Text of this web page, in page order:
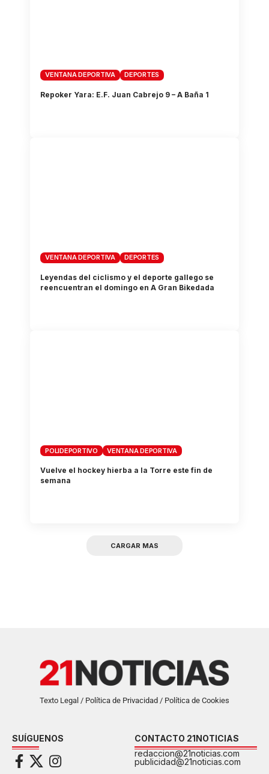
VENTANA DEPORTIVA DEPORTES
Repoker Yara: E.F. Juan Cabrejo 9 – A Baña 1
VENTANA DEPORTIVA DEPORTES
Leyendas del ciclismo y el deporte gallego se
reencuentran el domingo en A Gran Bikedada
POLIDEPORTIVO VENTANA DEPORTIVA
Vuelve el hockey hierba a la Torre este fin de
semana
CARGAR MAS
Texto Legal / Política de Privacidad / Política de Cookies
SUÍGUENOS
CONTACTO 21NOTICIAS
redaccion@21noticias.com
publicidad@21noticias.com